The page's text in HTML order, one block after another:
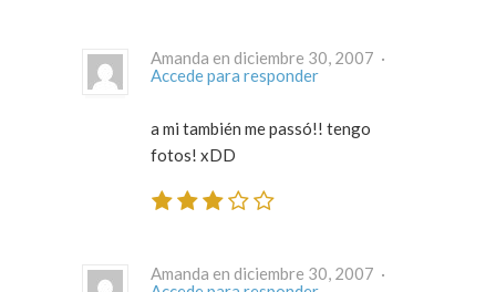
Amanda en diciembre 30, 2007 ·
Accede para responder
a mi también me passó!! tengo
fotos! xDD
Amanda en diciembre 30, 2007 ·